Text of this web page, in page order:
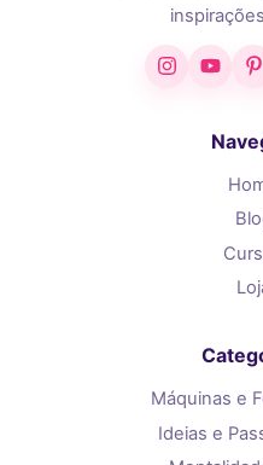
InstagramYouTube
Máquinas e
Ideias e